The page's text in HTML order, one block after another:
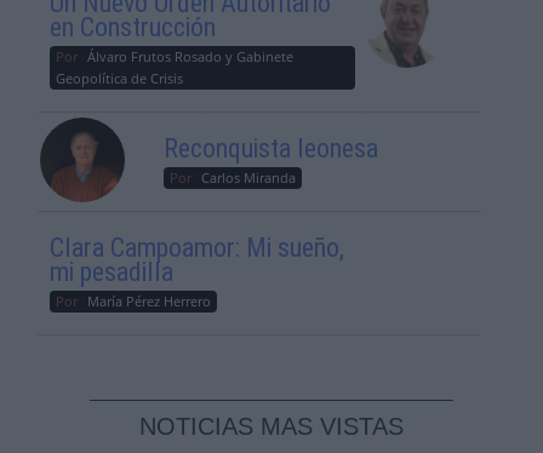
en Construcción
Por Álvaro Frutos Rosado y Gabinete
Geopolítica de Crisis
Reconquista leonesa
Por Carlos Miranda
Clara Campoamor: Mi sueño,
mi pesadilla
Por María Pérez Herrero
NOTICIAS MAS VISTAS